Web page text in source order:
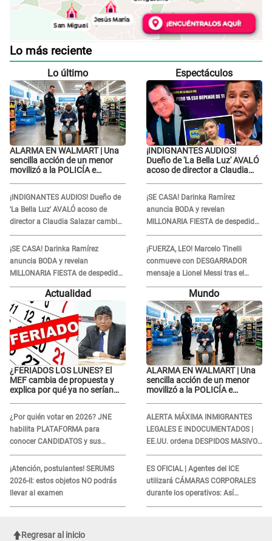
Lo más reciente
Lo último
ALARMA EN WALMART | Una
sencilla acción de un menor
movilizó a la POLICÍA e
¡INDIGNANTES AUDIOS! Dueño de
'La Bella Luz' AVALÓ acoso de
director a Claudia Salazar cambio
de darle TEMAS musicales:
"Depende..."
¡SE CASA! Darinka Ramírez
anuncia BODA y revelan
MILLONARIA FIESTA de despedida
de soltera en una playa exclusiva:
“Solo mujeres...”
Espectáculos
¡INDIGNANTES AUDIOS!
Dueño de 'La Bella Luz' AVALÓ
acoso de director a Claudia
¡SE CASA! Darinka Ramírez
anuncia BODA y revelan
MILLONARIA FIESTA de despedida
de soltera en una playa exclusiva:
“Solo mujeres...”
¡FUERZA, LEO! Marcelo Tinelli
conmueve con DESGARRADOR
mensaje a Lionel Messi tras el
FALLECIMIENTO de su padre: “Es
un dolor difícil de explicar”
Actualidad
¿FERIADOS LOS LUNES? El
MEF cambia de propuesta y
explica por qué ya no serían
¿Por quién votar en 2026? JNE
habilita PLATAFORMA para
conocer CANDIDATOS y sus
propuestas
¡Atención, postulantes! SERUMS
2026-II: estos objetos NO podrás
llevar al examen
Mundo
ALARMA EN WALMART | Una
sencilla acción de un menor
movilizó a la POLICÍA e
ALERTA MÁXIMA INMIGRANTES
LEGALES E INDOCUMENTADOS |
EE.UU. ordena DESPIDOS MASIVOS
y DEPORTACIONES a estos
extranjeros
ES OFICIAL | Agentes del ICE
utilizará CÁMARAS CORPORALES
durante los operativos: Así
afectará a inmigrantes
Regresar al inicio